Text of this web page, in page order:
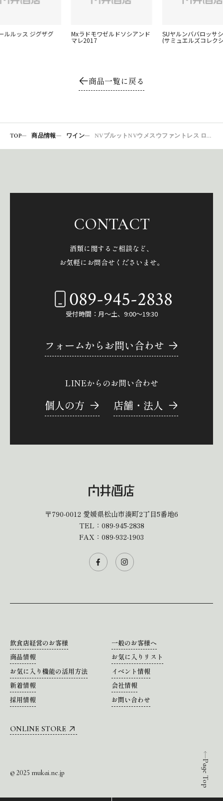
ルルッス ジグザグ Mxラドモワゼルドソシアンド
マレ2017
SUヤルンババロッサ
(サミュエルズコレク
商品一覧に戻る
TOP 商品情報 ワイン NVブルットNVウメスウファントレス ロゼ 750
Page Top
CONTACT
酒類に関するご相談など、
お気軽にお問合せくださいませ。
089-945-2838
受付時間：月～土、9:00～19:30
フォームからお問い合わせ
LINEからのお問い合わせ
個人の方 店舗・法人
〒790-0012 愛媛県松山市湊町2丁目5番地6
TEL： 089-945-2838
FAX：089-932-1903
飲食店経営のお客様
一般のお客様へ
商品情報
お気に入りリスト
お気に入り機能の活用方法
イベント情報
新着情報
会社情報
採用情報
お問い合わせ
ONLINE STORE
© 2025 mukai.ne.jp